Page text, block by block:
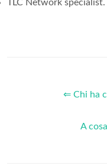
TLC Network specialist.
⇐ Chi ha
A